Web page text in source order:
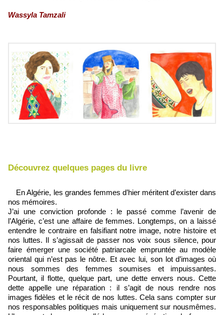
Wassyla Tamzali
Découvrez quelques pages du livre
En Algérie, les grandes femmes d’hier méritent d’exister dans
nos mémoires.
J’ai une conviction profonde : le passé comme l’avenir de
l’Algérie, c’est une affaire de femmes. Longtemps, on a laissé
entendre le contraire en falsifiant notre image, notre histoire et
nos luttes. Il s’agissait de passer nos voix sous silence, pour
faire émerger une société patriarcale empruntée au modèle
oriental qui n’est pas le nôtre. Et avec lui, son lot d’images où
nous sommes des femmes soumises et impuissantes.
Pourtant, il flotte, quelque part, une dette envers nous. Cette
dette appelle une réparation : il s’agit de nous rendre nos
images fidèles et le récit de nos luttes. Cela sans compter sur
nos responsables politiques mais uniquement sur nousmêmes.